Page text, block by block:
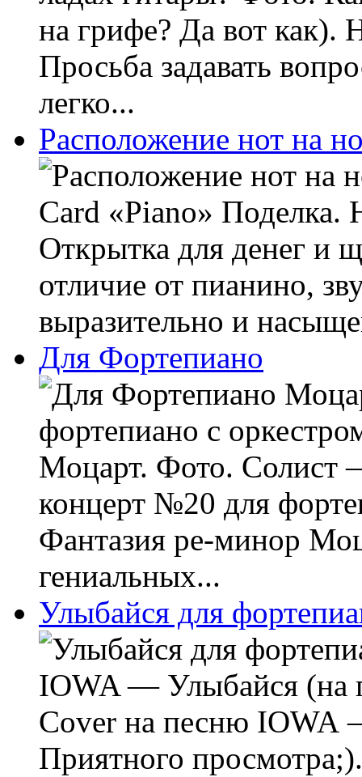
на грифе? Да вот как).
Просьба задавать
легко...
Расположение нот на
Card «Piano» Поделка.
Открытка для денег и
отличие от пианино,
выразительно и
Для Фортепиано
фортепиано с
Моцарт. Фото.
концерт №20 для
Фантазия ре-минор
гениальных...
Улыбайся для
IOWA — Улыбайся (на
Cover на песню IOWA
Приятного